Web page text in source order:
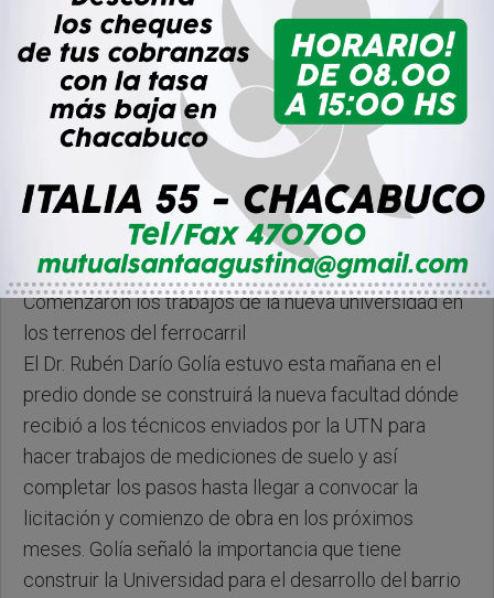
Lunes, 10 de Julio de 2023 . 19:18 Hs.
Comenzaron los trabajos de la nueva universidad en
los terrenos del ferrocarril
El Dr. Rubén Darío Golía estuvo esta mañana en el
predio donde se construirá la nueva facultad dónde
recibió a los técnicos enviados por la UTN para
hacer trabajos de mediciones de suelo y así
completar los pasos hasta llegar a convocar la
licitación y comienzo de obra en los próximos
meses. Golía señaló la importancia que tiene
construir la Universidad para el desarrollo del barrio